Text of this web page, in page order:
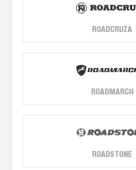
ROADCRUZA
ROADMARCH
ROADSTONE